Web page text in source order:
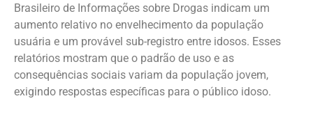
Brasileiro de Informações sobre Drogas indicam um
aumento relativo no envelhecimento da população
usuária e um provável sub-registro entre idosos. Esses
relatórios mostram que o padrão de uso e as
consequências sociais variam da população jovem,
exigindo respostas específicas para o público idoso.